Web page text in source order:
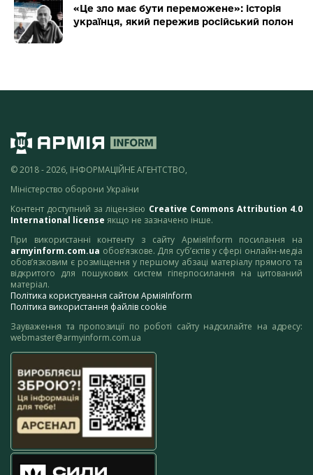
«Це зло має бути переможене»: історія
українця, який пережив російський полон
© 2018 - 2026, ІНФОРМАЦІЙНЕ АГЕНТСТВО,
Міністерство оборони України
Контент доступний за ліцензією Creative Commons Attribution 4.0
International license якщо не зазначено інше.
При використанні контенту з сайту АрміяInform посилання на
armyinform.com.ua обов’язкове. Для суб’єктів у сфері онлайн-медіа
обов’язковим є розміщення у першому абзаці матеріалу прямого та
відкритого для пошукових систем гіперпосилання на цитований
матеріал.
Політика користування сайтом АрміяInform
Політика використання файлів cookie
Зауваження та пропозиції по роботі сайту надсилайте на адресу:
webmaster@armyinform.com.ua